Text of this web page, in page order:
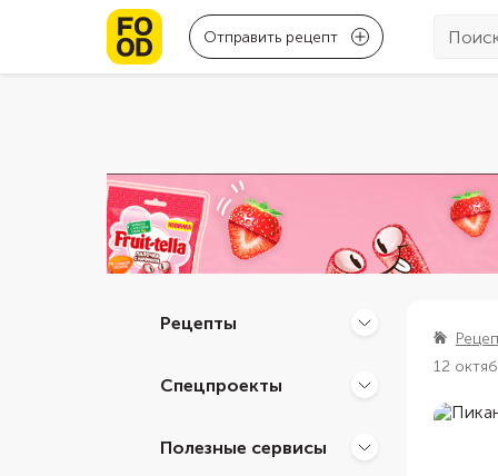
Отправить рецепт
Рецепты
Спецпроекты
Полезные сервисы
12